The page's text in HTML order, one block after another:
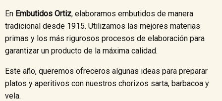
En Embutidos Ortiz, elaboramos embutidos de manera
tradicional desde 1915. Utilizamos las mejores materias
primas y los más rigurosos procesos de elaboración para
garantizar un producto de la máxima calidad.
Este año, queremos ofreceros algunas ideas para preparar
platos y aperitivos con nuestros chorizos sarta, barbacoa y
vela.